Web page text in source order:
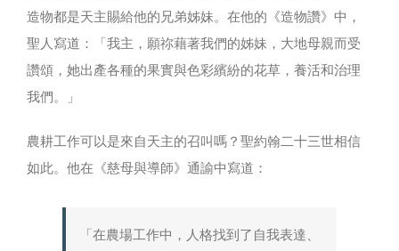
造物都是天主賜給他的兄弟姊妹。在他的《造物讚》中，
聖人寫道：「我主，願祢藉著我們的姊妹，大地母親而受
讚頌，她出產各種的果實與色彩繽紛的花草，養活和治理
我們。」
農耕工作可以是來自天主的召叫嗎？聖約翰二十三世相信
如此。他在《慈母與導師》通諭中寫道：
「在農場工作中，人格找到了自我表達、